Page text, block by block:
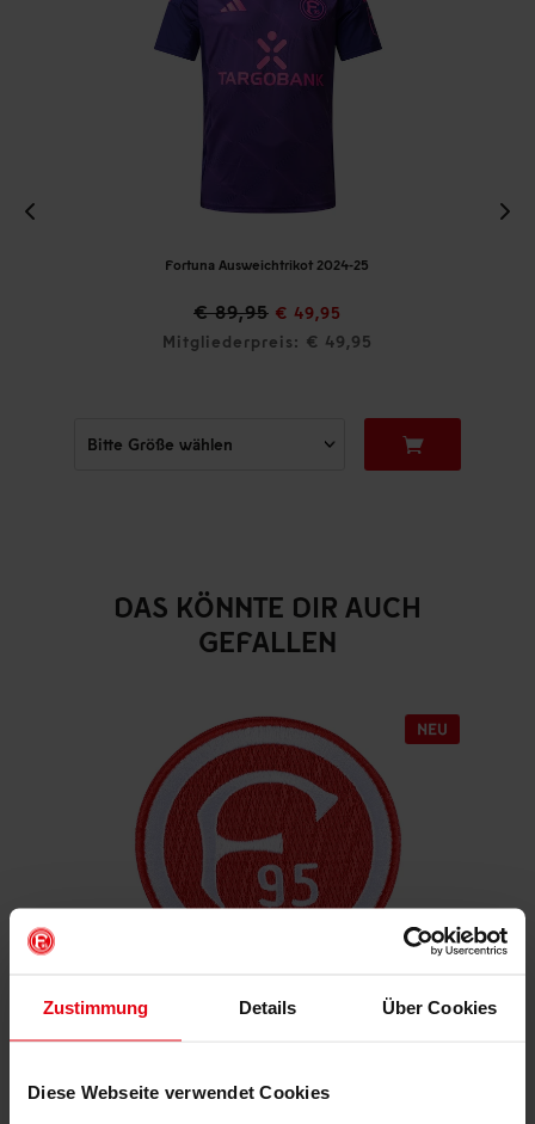
Zustimmung Details Über Cookies
Diese Webseite verwendet Cookies
Fortuna Ausweichtrikot 2024-25
€ 89,95 € 49,95
Mitgliederpreis: € 49,95
DAS KÖNNTE DIR AUCH
GEFALLEN